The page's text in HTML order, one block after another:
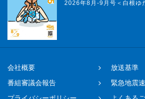
2026年8月-9月号＜白根ゆ
会社概要
放送基準
番組審議会報告
緊急地震